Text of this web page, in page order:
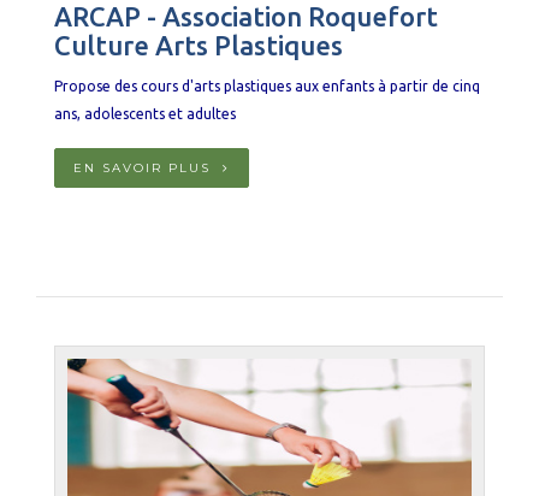
ARCAP - Association Roquefort
Culture Arts Plastiques
Propose des cours d'arts plastiques aux enfants à partir de cinq
ans, adolescents et adultes
EN SAVOIR PLUS